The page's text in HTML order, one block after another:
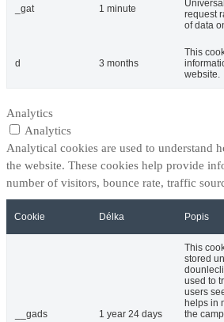
_gat 1 minute
request
of data
d 3 months
This
website.
Analytics
Analytics
Analytical cookies are used to understand
the website. These cookies help provide
number of visitors, bounce rate, traffic
Cookie Délka Popis
__gads 1 year 24 days
This
stored
used to
users
helps in
the